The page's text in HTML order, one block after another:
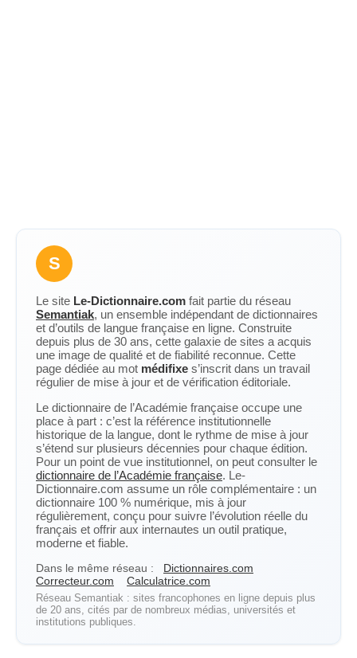
S
Le site Le-Dictionnaire.com fait partie du réseau
Semantiak, un ensemble indépendant de dictionnaires
et d’outils de langue française en ligne. Construite
depuis plus de 30 ans, cette galaxie de sites a acquis
une image de qualité et de fiabilité reconnue. Cette
page dédiée au mot médifixe s’inscrit dans un travail
régulier de mise à jour et de vérification éditoriale.
Le dictionnaire de l’Académie française occupe une
place à part : c’est la référence institutionnelle
historique de la langue, dont le rythme de mise à jour
s’étend sur plusieurs décennies pour chaque édition.
Pour un point de vue institutionnel, on peut consulter le
dictionnaire de l’Académie française. Le-
Dictionnaire.com assume un rôle complémentaire : un
dictionnaire 100 % numérique, mis à jour
régulièrement, conçu pour suivre l’évolution réelle du
français et offrir aux internautes un outil pratique,
moderne et fiable.
Dans le même réseau :
Dictionnaires.com
Correcteur.com
Calculatrice.com
Réseau Semantiak : sites francophones en ligne depuis plus
de 20 ans, cités par de nombreux médias, universités et
institutions publiques.